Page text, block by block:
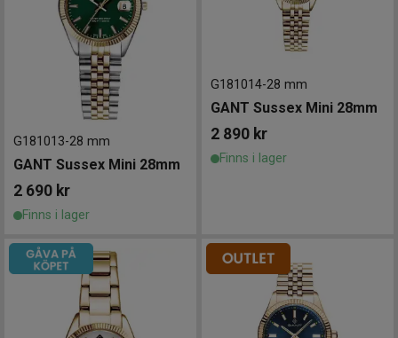
G181013-28 mm
GANT Sussex Mini 28mm
2 690 kr
Finns i lager
G181014-28 mm
GANT Sussex Mini 28mm
2 890 kr
Finns i lager